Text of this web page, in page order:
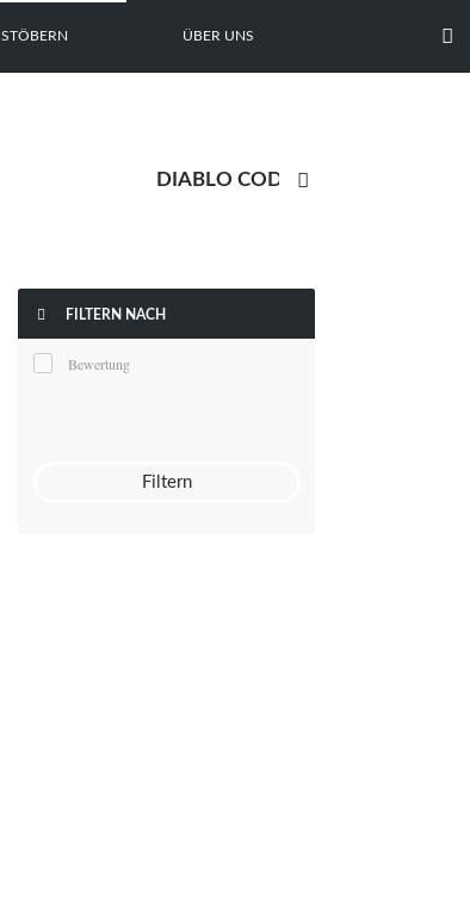
STÖBERN ÜBER UNS 

 FILTERN NACH
Bewertung
Filtern